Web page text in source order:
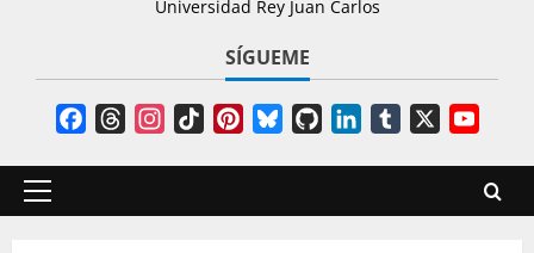
Universidad Rey Juan Carlos
SÍGUEME
FacebookThreadsInstagram
TikTokPinterestBlueskyGitHubLinkedInTumblr
Menú